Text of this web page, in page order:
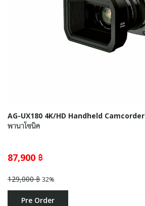
AG-UX180 4K/HD Handheld Camcorder
พานาโซนิค
87,900 ฿
129,000 ฿32%
Pre Order